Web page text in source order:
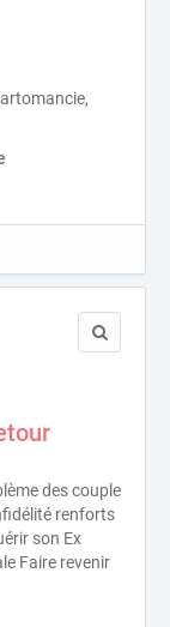
des couple
renforts
son Ex
Faire revenir